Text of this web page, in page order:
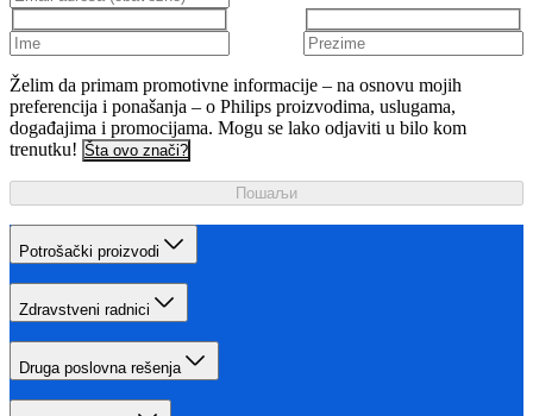
Želim da primam promotivne informacije – na osnovu mojih
preferencija i ponašanja – o Philips proizvodima, uslugama,
događajima i promocijama. Mogu se lako odjaviti u bilo kom
trenutku! Šta ovo znači?
Пошаљи
Potrošački proizvodi
Zdravstveni radnici
Druga poslovna rešenja